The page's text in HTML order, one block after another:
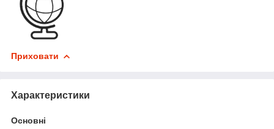
Приховати
Характеристики
Основні